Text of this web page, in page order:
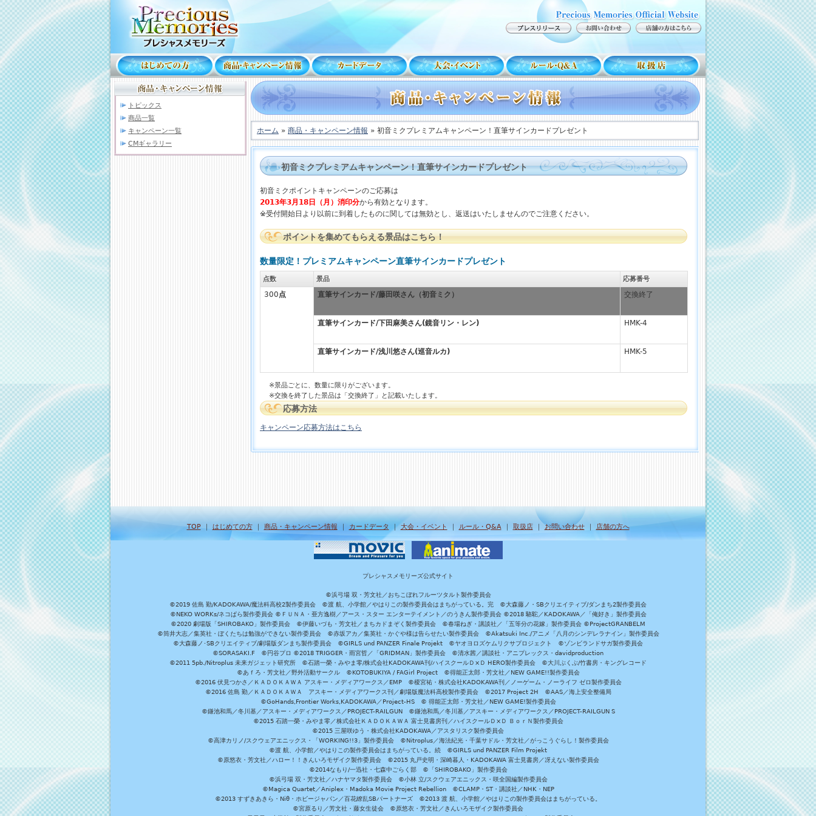
トピックス
商品一覧
キャンペーン一覧
CMギャラリー
ホーム » 商品・キャンペーン情報 » 初音ミクプレミアムキャンペーン！直筆サインカードプレゼント
初音ミクプレミアムキャンペーン！直筆サインカードプレゼント
初音ミクポイントキャンペーンのご応募は
2013年3月18日（月）消印分から有効となります。
※受付開始日より以前に到着したものに関しては無効とし、返送はいたしませんのでご注意ください。
ポイントを集めてもらえる景品はこちら！
数量限定！プレミアムキャンペーン直筆サインカードプレゼント
点数 景品 応募番号
300点 直筆サインカード/藤田咲さん（初音ミク） 交換終了
直筆サインカード/下田麻美さん(鏡音リン・レン) HMK-4
直筆サインカード/浅川悠さん(巡音ルカ) HMK-5
※景品ごとに、数量に限りがございます。
※交換を終了した景品は「交換終了」と記載いたします。
応募方法
キャンペーン応募方法はこちら
TOP｜ はじめての方｜ 商品・キャンペーン情報 ｜ カードデータ ｜大会・イベント ｜ ルール・Q&A｜ 取扱店｜お問い合わせ｜ 店舗の方へ
プレシャスメモリーズ公式サイト
©浜弓場 双・芳文社／おちこぼれフルーツタルト製作委員会
©2019 佐島 勤/KADOKAWA/魔法科高校2製作委員会 ©渡 航、小学館／やはりこの製作委員会はまちがっている。完 ©大森藤ノ・SBクリエイティブ/ダンまち2製作委員会
©NEKO WORKs/ネコぱら製作委員会 ©ＦＵＮＡ・亜方逸樹／アース・スター エンターテイメント／のうきん製作委員会 ©2018 駱駝／KADOKAWA／「俺好き」製作委員会
©2020 劇場版「SHIROBAKO」製作委員会 ©伊藤いづも・芳文社／まちカドまぞく製作委員会 ©春場ねぎ・講談社／「五等分の花嫁」製作委員会 ©ProjectGRANBELM
©筒井大志／集英社・ぼくたちは勉強ができない製作委員会 ©赤坂アカ／集英社・かぐや様は告らせたい製作委員会 ©Akatsuki Inc./アニメ「八月のシンデレラナイン」製作委員会
©大森藤ノ･SBクリエイティブ/劇場版ダンまち製作委員会 ©GIRLS und PANZER Finale Projekt ©ヤオヨロズケムリクサプロジェクト ©ゾンビランドサガ製作委員会
©SORASAKI.F ©円谷プロ ©2018 TRIGGER・雨宮哲／「GRIDMAN」製作委員会 ©清水茜／講談社・アニプレックス・davidproduction
©2011 5pb./Nitroplus 未来ガジェット研究所 ©石踏一榮・みやま零/株式会社KADOKAWA刊/ハイスクールＤ×Ｄ HERO製作委員会 ©大川ぶくぶ/竹書房・キングレコード
©あｆろ・芳文社／野外活動サークル ©KOTOBUKIYA / FAGirl Project ©得能正太郎・芳文社／NEW GAME!!製作委員会
©2016 伏見つかさ／ＫＡＤＯＫＡＷＡ アスキー・メディアワークス／EMP ©榎宮祐・株式会社KADOKAWA刊／ノーゲーム・ノーライフ ゼロ製作委員会
©2016 佐島 勤／ＫＡＤＯＫＡＷＡ アスキー・メディアワークス刊／劇場版魔法科高校製作委員会 ©2017 Project 2H ©AAS／海上安全整備局
©GoHands,Frontier Works,KADOKAWA／Project-HS © 得能正太郎・芳文社／NEW GAME!製作委員会
©鎌池和馬／冬川基／アスキー・メディアワークス／PROJECT-RAILGUN ©鎌池和馬／冬川基／アスキー・メディアワークス／PROJECT-RAILGUN S
©2015 石踏一榮・みやま零／株式会社ＫＡＤＯＫＡＷＡ 富士見書房刊／ハイスクールＤ×Ｄ ＢｏｒＮ製作委員会
©2015 三屋咲ゆう・株式会社KADOKAWA／アスタリスク製作委員会
©高津カリノ/スクウェアエニックス・「WORKING!!3」製作委員会 ©Nitroplus／海法紀光・千葉サドル・芳文社／がっこうぐらし！製作委員会
©渡 航、小学館／やはりこの製作委員会はまちがっている。続 ©GIRLS und PANZER Film Projekt
©原悠衣・芳文社／ハロー！！きんいろモザイク製作委員会 ©2015 丸戸史明・深崎暮人・KADOKAWA 富士見書房／冴えない製作委員会
©2014なもり/一迅社・七森中ごらく部 ©「SHIROBAKO」製作委員会
©浜弓場 双・芳文社／ハナヤマタ製作委員会 ©小林 立/スクウェアエニックス・咲全国編製作委員会
©Magica Quartet／Aniplex・Madoka Movie Project Rebellion ©CLAMP・ST・講談社／NHK・NEP
©2013 すずきあきら・Niθ・ホビージャパン／百花繚乱SBパートナーズ ©2013 渡 航、小学館／やはりこの製作委員会はまちがっている。
©宮原るり／芳文社・藤女生徒会 ©原悠衣・芳文社／きんいろモザイク製作委員会